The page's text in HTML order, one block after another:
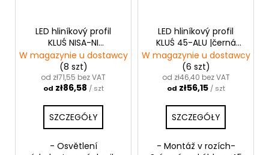
LED hliníkový profil
KLUŚ NISA-NI
|neanodizovaná
W magazynie u dostawcy
(8 szt)
od zł71,55 bez VAT
od zł86,58 / szt
SZCZEGÓŁY
- Osvětlení
LED hliníkový profil
KLUŚ 45-ALU |černá
anoda
W magazynie u dostawcy
(6 szt)
od zł46,40 bez VAT
od zł56,15 / szt
SZCZEGÓŁY
- Montáž v rozích-